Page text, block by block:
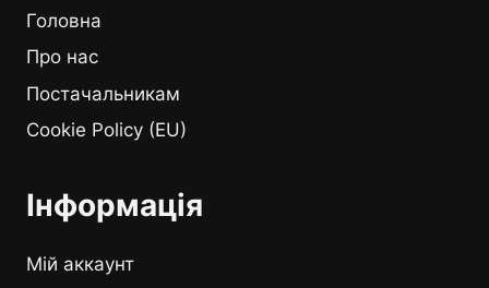
Головна
Про нас
Постачальникам
Cookie Policy (EU)
Інформація
Мій аккаунт